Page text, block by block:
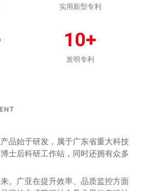
实用新型专利
10+
发明专利
品始于研发，属于广东省重大科技
士后科研工作站，同时还拥有众多
。广亚在提升效率、品质监控方面